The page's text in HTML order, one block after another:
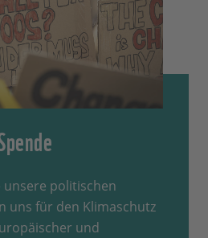
unsere politischen
uns für den Klimaschutz
und